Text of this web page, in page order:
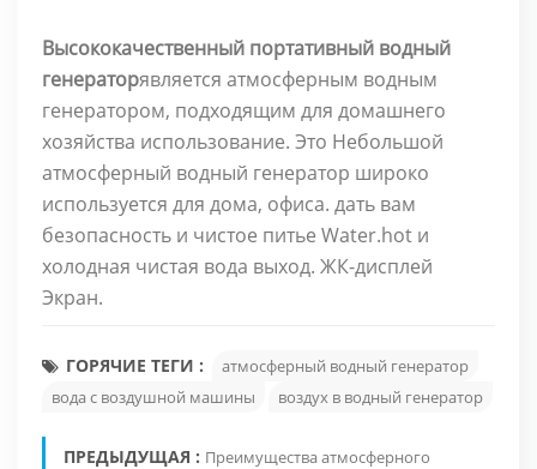
Высококачественный портативный водный
генераторявляется атмосферным водным
генератором, подходящим для домашнего
хозяйства использование. Это Небольшой
атмосферный водный генератор широко
используется для дома, офиса. дать вам
безопасность и чистое питье Water.hot и
холодная чистая вода выход. ЖК-дисплей
Экран.
ГОРЯЧИЕ ТЕГИ :
атмосферный водный генератор
вода с воздушной машины
воздух в водный генератор
ПРЕДЫДУЩАЯ : Преимущества атмосферного